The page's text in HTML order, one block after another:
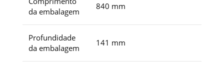
da embalagem
840 mm
Profundidade
da embalagem
141 mm